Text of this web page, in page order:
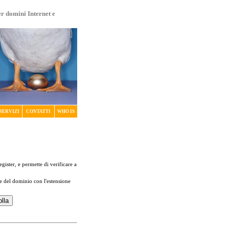
domini Internet e
SERVIZI CONTATTI WHO IS
e permette di verificare a
del dominio con l'estensione